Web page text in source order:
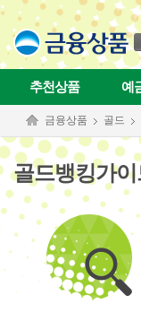
본문으로 바로가기
푸터 바로가기
추천상품 예
금융상품 골드
골드뱅킹가이